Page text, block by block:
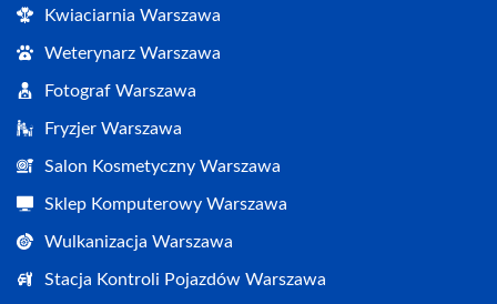
Kwiaciarnia Warszawa
Weterynarz Warszawa
Fotograf Warszawa
Fryzjer Warszawa
Salon Kosmetyczny Warszawa
Sklep Komputerowy Warszawa
Wulkanizacja Warszawa
Stacja Kontroli Pojazdów Warszawa